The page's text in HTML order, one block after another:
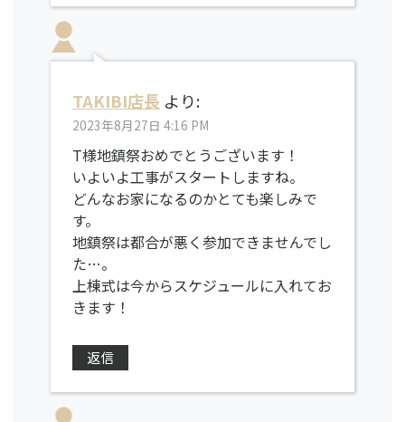
TAKIBI店長 より:
2023年8月27日 4:16 PM
T様地鎮祭おめでとうございます！
いよいよ工事がスタートしますね。
どんなお家になるのかとても楽しみで
す。
地鎮祭は都合が悪く参加できませんでし
た…。
上棟式は今からスケジュールに入れてお
きます！
返信